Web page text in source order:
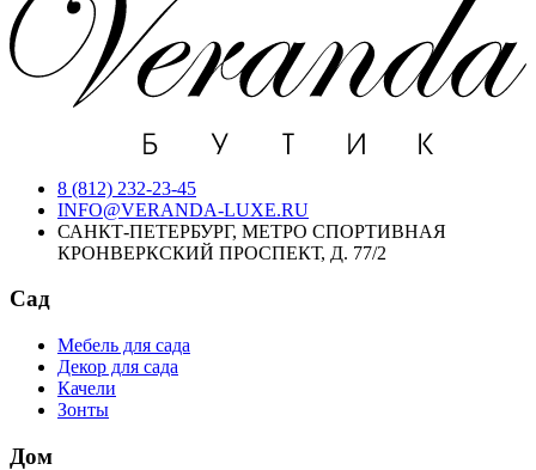
8 (812) 232-23-45
INFO@VERANDA-LUXE.RU
САНКТ-ПЕТЕРБУРГ, МЕТРО СПОРТИВНАЯ
КРОНВЕРКСКИЙ ПРОСПЕКТ, Д. 77/2
Сад
Мебель для сада
Декор для сада
Качели
Зонты
Дом